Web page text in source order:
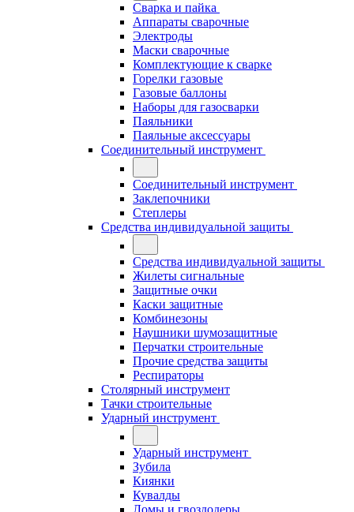
Сварка и пайка
Аппараты сварочные
Электроды
Маски сварочные
Комплектующие к сварке
Горелки газовые
Газовые баллоны
Наборы для газосварки
Паяльники
Паяльные аксессуары
Соединительный инструмент
Соединительный инструмент
Заклепочники
Степлеры
Средства индивидуальной защиты
Средства индивидуальной защиты
Жилеты сигнальные
Защитные очки
Каски защитные
Комбинезоны
Наушники шумозащитные
Перчатки строительные
Прочие средства защиты
Респираторы
Столярный инструмент
Тачки строительные
Ударный инструмент
Ударный инструмент
Зубила
Киянки
Кувалды
Ломы и гвоздодеры